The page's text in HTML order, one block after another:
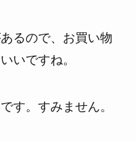
るので、お買い物
いですね。
す。すみません。